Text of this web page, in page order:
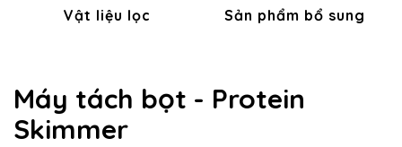
Vật liệu lọc Sản phẩm bổ sung
Máy tách bọt - Protein
Skimmer